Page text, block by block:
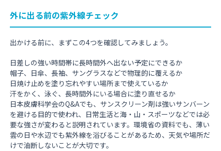
外に出る前の紫外線チェック
出かける前に、まずこの4つを確認してみましょう。
日差しの強い時間帯に長時間外へ出ない予定にできるか
帽子、日傘、長袖、サングラスなどで物理的に覆えるか
日焼け止めを塗り忘れやすい場所まで使えているか
汗をかく、泳ぐ、長時間外にいる場合に塗り直せるか
日本皮膚科学会のQ&Aでも、サンスクリーン剤は強いサンバーン
を避ける目的で使われ、日常生活と海・山・スポーツなどでは必
要な強さが変わると説明されています。環境省の資料でも、薄い
雲の日や水辺でも紫外線を浴びることがあるため、天気や場所だ
けで油断しないことが大切です。